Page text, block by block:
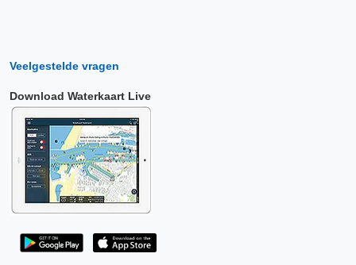
Veelgestelde vragen
Download Waterkaart Live